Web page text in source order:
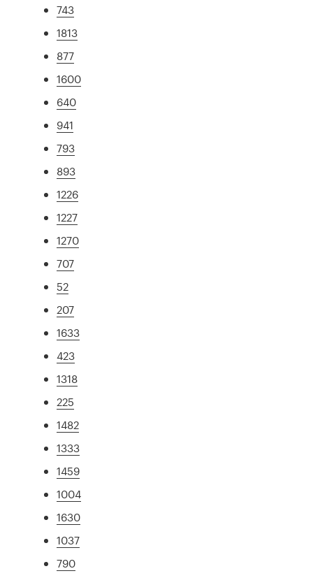
743
1813
877
1600
640
941
793
893
1226
1227
1270
707
52
207
1633
423
1318
225
1482
1333
1459
1004
1630
1037
790